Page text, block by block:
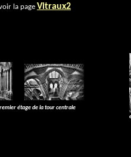
la page Vitraux2
étage de la tour centrale